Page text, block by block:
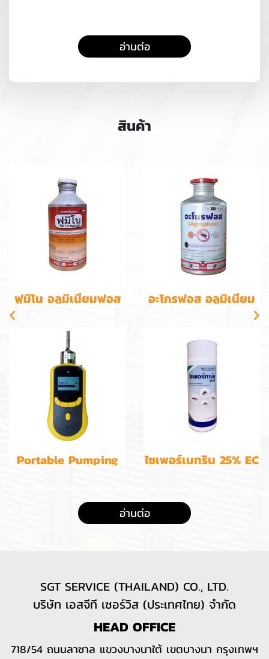
อ่านต่อ
สินค้า
ฟูมิโน อลูมิเนียมฟอส
อะโกรฟอส อลูมิเนียม
Portable Pumping
ไซเพอร์เมทริน 25% EC
อ่านต่อ
SGT SERVICE (THAILAND) CO., LTD.
บริษัท เอสจีที เซอร์วิส (ประเทศไทย) จำกัด
HEAD OFFICE
718/54 ถนนลาซาล แขวงบางนาใต้ เขตบางนา กรุงเทพฯ